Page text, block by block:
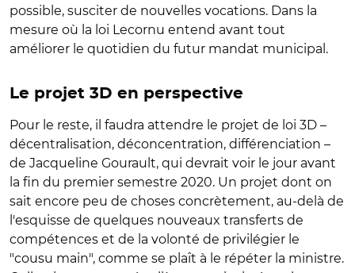
possible, susciter de nouvelles vocations. Dans la
mesure où la loi Lecornu entend avant tout
améliorer le quotidien du futur mandat municipal.
Le projet 3D en perspective
Pour le reste, il faudra attendre le projet de loi 3D –
décentralisation, déconcentration, différenciation –
de Jacqueline Gourault, qui devrait voir le jour avant
la fin du premier semestre 2020. Un projet dont on
sait encore peu de choses concrètement, au-delà de
l'esquisse de quelques nouveaux transferts de
compétences et de la volonté de privilégier le
"cousu main", comme se plaît à le répéter la ministre.